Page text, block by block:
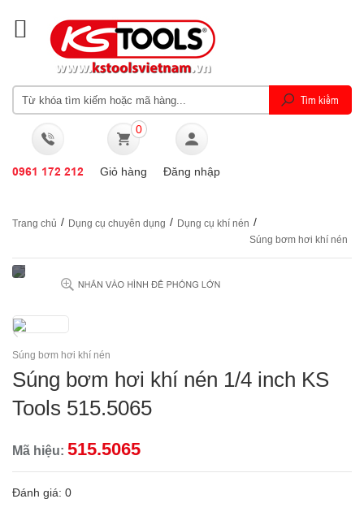
0961 172 212
0
Giỏ hàng Đăng nhập
Trang chủ / Dụng cụ chuyên dụng / Dụng cụ khí nén /
Súng bơm hơi khí nén
Súng bơm hơi khí nén
Súng bơm hơi khí nén 1/4 inch KS
Tools 515.5065
Mã hiệu: 515.5065
Đánh giá: 0